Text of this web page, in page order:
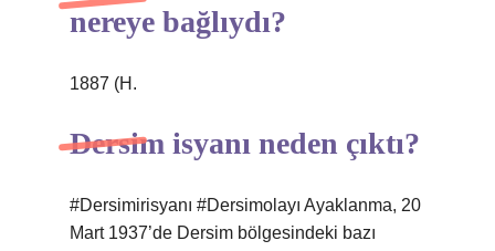
nereye bağlıydı?
1887 (H.
Dersim isyanı neden çıktı?
#Dersimirisyanı #Dersimolayı Ayaklanma, 20
Mart 1937’de Dersim bölgesindeki bazı